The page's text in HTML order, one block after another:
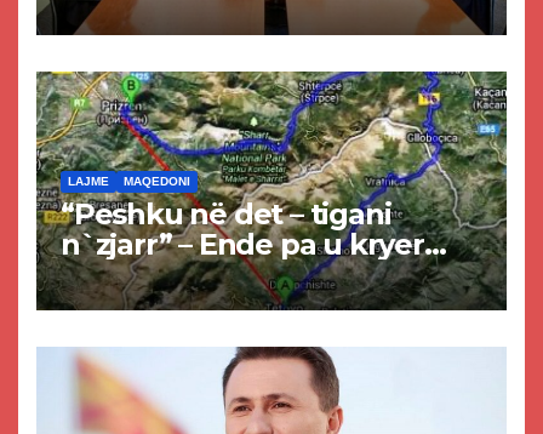
LAJME MAQEDONI
“Peshku në det – tigani
n`zjarr” – Ende pa u kryer
projekti i tunelit, komuna e
Tetovës nis punimet për